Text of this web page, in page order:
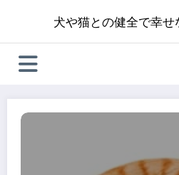
犬や猫との健全で幸せ